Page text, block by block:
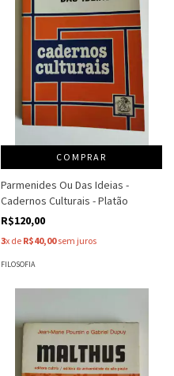
COMPRAR
Parmenides Ou Das Ideias -
Cadernos Culturais - Platão
R$120,00
3x de R$40,00sem juros
FILOSOFIA